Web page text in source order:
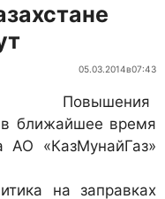
05.03.2014в07:43
Повышения
в ближайшее время
АО «КазМунайГаз»
на заправках